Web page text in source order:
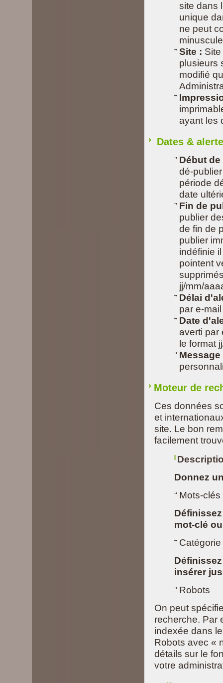
site dans
unique
ne peut
Site :
plusieurs
modifié
ayant les
Dates &
Début
dé-
période
date
Fin de
publier
de fin de
publier
indéfinie
pointent
jj/mm/
Délai
par e-
Date
averti par
le format
Moteur de
Ces données
et
site. Le bon
facilement
Donnez
Mots-clés
mot-clé
Catégorie
insérer
Robots
On peut
recherche. Par
indexée dans
Robots avec «
détails sur le
votre